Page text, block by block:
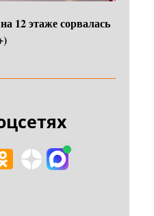
12 этаже сорвалась